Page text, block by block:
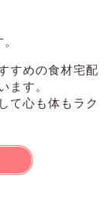
すめの食材宅配
ます。
て心も体もラク